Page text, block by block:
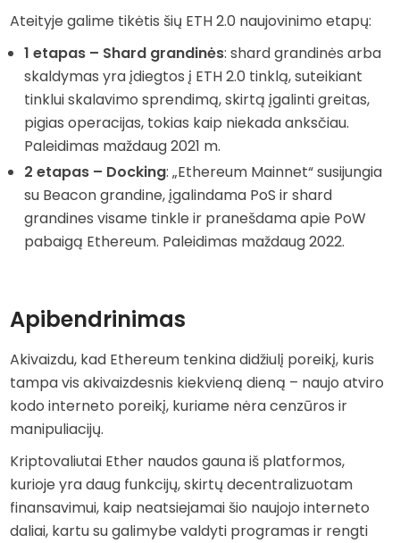
Ateityje galime tikėtis šių ETH 2.0 naujovinimo etapų:
1 etapas – Shard grandinės: shard grandinės arba
skaldymas yra įdiegtos į ETH 2.0 tinklą, suteikiant
tinklui skalavimo sprendimą, skirtą įgalinti greitas,
pigias operacijas, tokias kaip niekada anksčiau.
Paleidimas maždaug 2021 m.
2 etapas – Docking: „Ethereum Mainnet“ susijungia
su Beacon grandine, įgalindama PoS ir shard
grandines visame tinkle ir pranešdama apie PoW
pabaigą Ethereum. Paleidimas maždaug 2022.
Apibendrinimas
Akivaizdu, kad Ethereum tenkina didžiulį poreikį, kuris
tampa vis akivaizdesnis kiekvieną dieną – naujo atviro
kodo interneto poreikį, kuriame nėra cenzūros ir
manipuliacijų.
Kriptovaliutai Ether naudos gauna iš platformos,
kurioje yra daug funkcijų, skirtų decentralizuotam
finansavimui, kaip neatsiejamai šio naujojo interneto
daliai, kartu su galimybe valdyti programas ir rengti